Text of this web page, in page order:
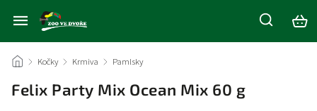
/ Kočky / Krmiva / Pamlsky
Felix Party Mix Ocean Mix 60 g